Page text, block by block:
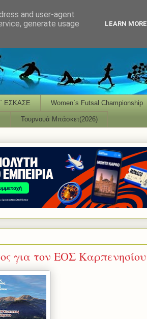
ΕΣΚΑΣΕ Women΄s Futsal Championship
Τουρνουά Μπάσκετ(2026)
για τον ΕΟΣ Καρπενησίου
and user-agent
generate usage
LEARN MORE